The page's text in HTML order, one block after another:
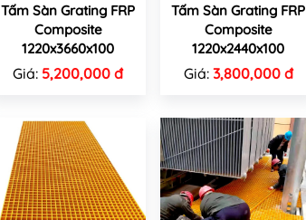
Tấm Sàn Grating FRP
Composite
1220x3660x100
Giá: 5,200,000 đ
Tấm Sàn Grating FRP
Composite
1220x2440x100
Giá: 3,800,000 đ